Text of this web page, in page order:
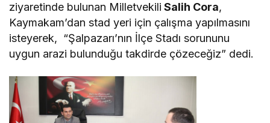
ziyaretinde bulunan Milletvekili Salih Cora,
Kaymakam’dan stad yeri için çalışma yapılmasını
isteyerek, “Şalpazarı’nın İlçe Stadı sorununu
uygun arazi bulunduğu takdirde çözeceğiz” dedi.